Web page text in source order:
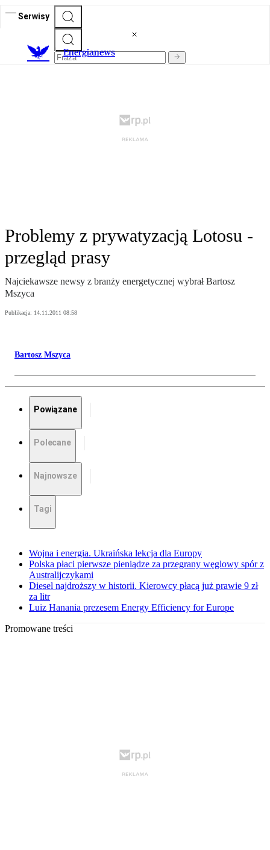
Serwisy
Energianews
Problemy z prywatyzacją Lotosu -
przegląd prasy
Najciekawsze newsy z branży energetycznej wybrał Bartosz
Mszyca
Publikacja: 14.11.2011 08:58
Bartosz Mszyca
Powiązane
Polecane
Najnowsze
Tagi
Wojna i energia. Ukraińska lekcja dla Europy
Polska płaci pierwsze pieniądze za przegrany węglowy spór z
Australijczykami
Diesel najdroższy w historii. Kierowcy płacą już prawie 9 zł
za litr
Luiz Hanania prezesem Energy Efficiency for Europe
Promowane treści